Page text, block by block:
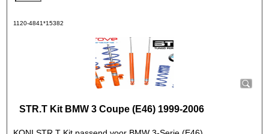
1120-4841*15382
STR.T Kit BMW 3 Coupe (E46) 1999-2006